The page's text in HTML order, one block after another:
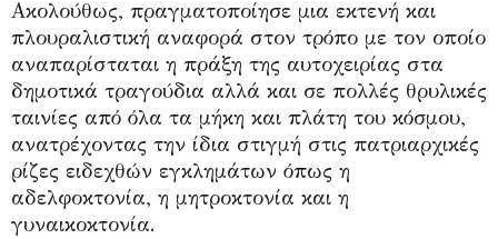
Ακολούθως, πραγματοποίησε μια εκτενή και
πλουραλιστική αναφορά στον τρόπο με τον οποίο
αναπαρίσταται η πράξη της αυτοχειρίας στα
δημοτικά τραγούδια αλλά και σε πολλές θρυλικές
ταινίες από όλα τα μήκη και πλάτη του κόσμου,
ανατρέχοντας την ίδια στιγμή στις πατριαρχικές
ρίζες ειδεχθών εγκλημάτων όπως η
αδελφοκτονία, η μητροκτονία και η
γυναικοκτονία.